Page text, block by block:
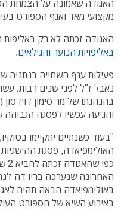
האגודה שאמונה על הצמחת
מקצועי מאד ואגף הספורט
האגודה זכתה לא רק
באליפויות הנוער והגילאים.
פעילות ענף השחייה בנתניה
נאבל ז"ל לפני שנים רבות,
בהנהגתו של מר סימון דוידסון
והגיעה עכשיו לפסגה הגבוהה
"בעוד כשנתיים יתקיימו
האולימפיאדה, פסגת
האחרונה שנערכה בריו דה
באולימפיאדה הבאה תהיה
באירוע השיא של הספורט